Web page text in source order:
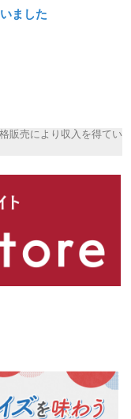
ました
販売により収入を得てい